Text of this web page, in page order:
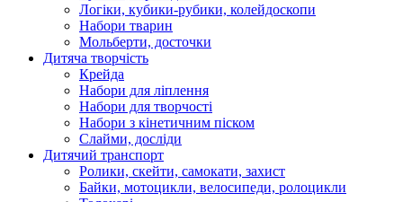
Логіки, кубики-рубики, колейдоскопи
Набори тварин
Мольберти, досточки
Дитяча творчість
Крейда
Набори для ліплення
Набори для творчості
Набори з кінетичним піском
Слайми, досліди
Дитячий транспорт
Ролики, скейти, самокати, захист
Байки, мотоцикли, велосипеди, ролоцикли